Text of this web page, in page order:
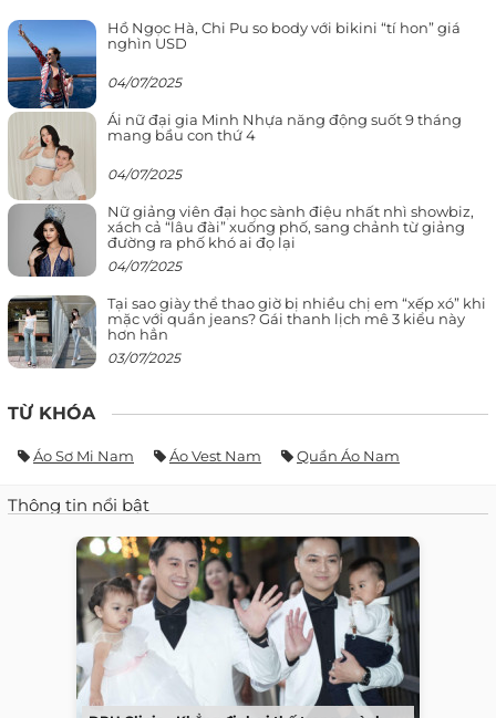
Hồ Ngọc Hà, Chi Pu so body với bikini “tí hon” giá
nghìn USD
04/07/2025
Ái nữ đại gia Minh Nhựa năng động suốt 9 tháng
mang bầu con thứ 4
04/07/2025
Nữ giảng viên đại học sành điệu nhất nhì showbiz,
xách cả “lâu đài” xuống phố, sang chảnh từ giảng
đường ra phố khó ai đọ lại
04/07/2025
Tại sao giày thể thao giờ bị nhiều chị em “xếp xó” khi
mặc với quần jeans? Gái thanh lịch mê 3 kiểu này
hơn hẳn
03/07/2025
TỪ KHÓA
Áo Sơ Mi Nam Áo Vest Nam Quần Áo Nam
Thông tin nổi bật